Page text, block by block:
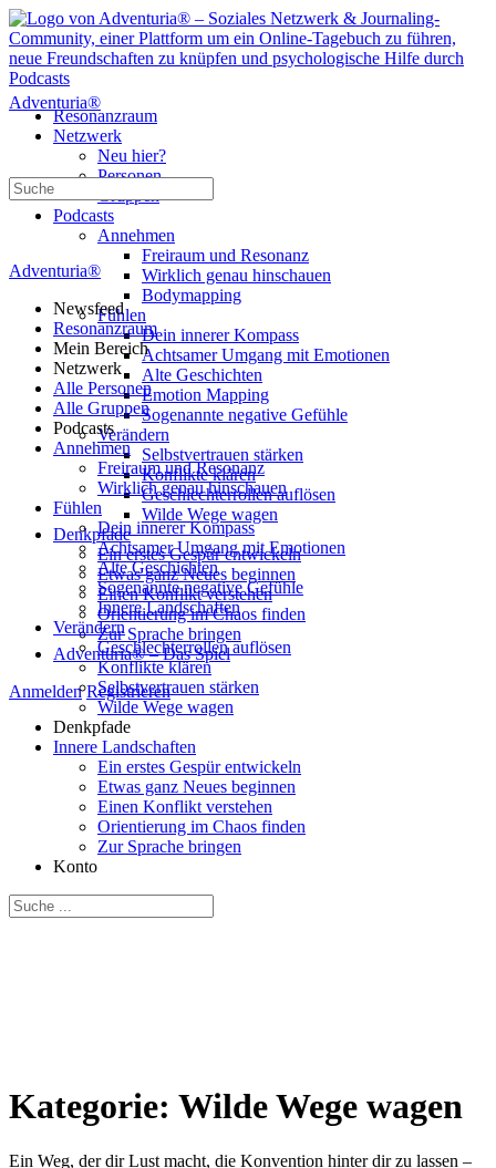
Resonanzraum
Netzwerk
Neu hier?
Personen
Gruppen
Podcasts
Annehmen
Freiraum und Resonanz
Wirklich genau hinschauen
Bodymapping
Fühlen
Dein innerer Kompass
Achtsamer Umgang mit Emotionen
Alte Geschichten
Emotion Mapping
Sogenannte negative Gefühle
Verändern
Selbstvertrauen stärken
Konflikte klären
Geschlechterrollen auflösen
Wilde Wege wagen
Denkpfade
Ein erstes Gespür entwickeln
Etwas ganz Neues beginnen
Einen Konflikt verstehen
Orientierung im Chaos finden
Zur Sprache bringen
Adventuria® – Das Spiel
Anmelden Registrieren
Adventuria®
Suche
nach:
Adventuria®
Newsfeed
Resonanzraum
Mein Bereich
Netzwerk
Alle Personen
Alle Gruppen
Podcasts
Annehmen
Freiraum und Resonanz
Wirklich genau hinschauen
Fühlen
Dein innerer Kompass
Achtsamer Umgang mit Emotionen
Alte Geschichten
Sogenannte negative Gefühle
Innere Landschaften
Verändern
Geschlechterrollen auflösen
Konflikte klären
Selbstvertrauen stärken
Wilde Wege wagen
Denkpfade
Innere Landschaften
Ein erstes Gespür entwickeln
Etwas ganz Neues beginnen
Einen Konflikt verstehen
Orientierung im Chaos finden
Zur Sprache bringen
Konto
Suche
nach:
Kategorie: Wilde Wege wagen
Ein Weg, der dir Lust macht, die Konvention hinter dir zu lassen –